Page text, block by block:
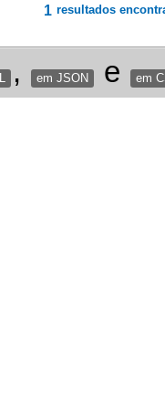
1 resultados
, em JSON e em